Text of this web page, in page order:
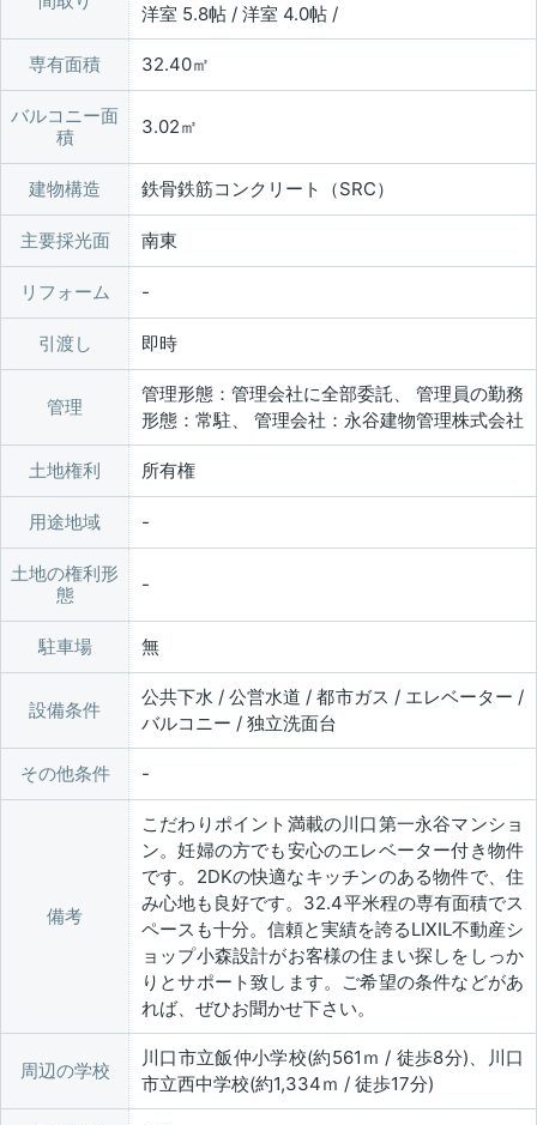
洋室 5.8帖 / 洋室 4.0帖 /
専有面積 32.40㎡
バルコニー面
積
3.02㎡
建物構造 鉄骨鉄筋コンクリート（SRC）
主要採光面 南東
リフォーム
引渡し 即時
管理
管理形態：管理会社に全部委託、 管理員の勤務
形態：常駐、 管理会社：永谷建物管理株式会社
土地権利 所有権
用途地域
土地の権利形
態
駐車場 無
設備条件
公共下水 / 公営水道 / 都市ガス / エレベーター /
バルコニー / 独立洗面台
その他条件
備考
こだわりポイント満載の川口第一永谷マンショ
ン。妊婦の方でも安心のエレベーター付き物件
です。2DKの快適なキッチンのある物件で、住
み心地も良好です。32.4平米程の専有面積でス
ペースも十分。信頼と実績を誇るLIXIL不動産シ
ョップ小森設計がお客様の住まい探しをしっか
りとサポート致します。ご希望の条件などがあ
れば、ぜひお聞かせ下さい。
周辺の学校
川口市立飯仲小学校(約561ｍ / 徒歩8分)、川口
市立西中学校(約1,334ｍ / 徒歩17分)